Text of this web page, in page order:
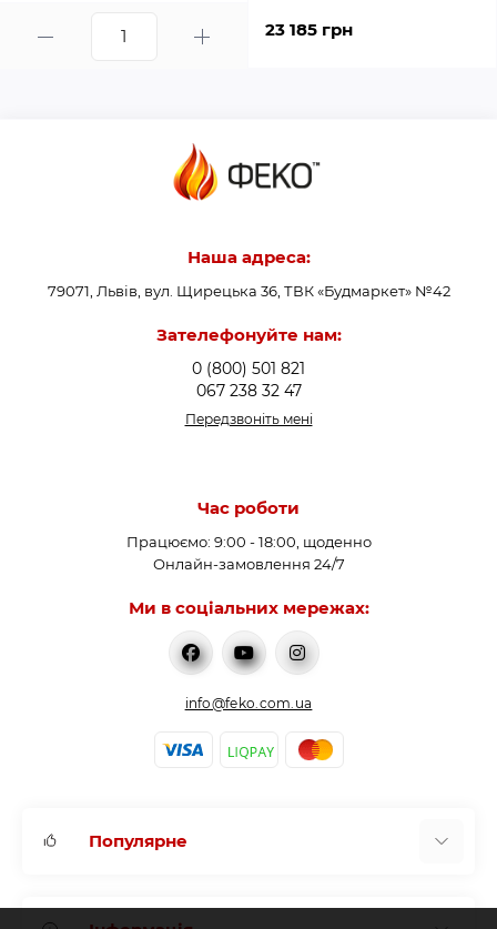
23 185 грн
Наша адреса:
79071, Львів, вул. Щирецька 36, ТВК «Будмаркет» №42
Зателефонуйте нам:
0 (800) 501 821
067 238 32 47
Передзвоніть мені
Час роботи
Працюємо: 9:00 - 18:00, щоденно
Онлайн-замовлення 24/7
Ми в соціальних мережах:
info@feko.com.ua
Популярне